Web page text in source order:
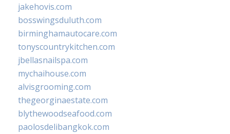
jakehovis.com
bosswingsduluth.com
birminghamautocare.com
tonyscountrykitchen.com
jbellasnailspa.com
mychaihouse.com
alvisgrooming.com
thegeorginaestate.com
blythewoodseafood.com
paolosdelibangkok.com